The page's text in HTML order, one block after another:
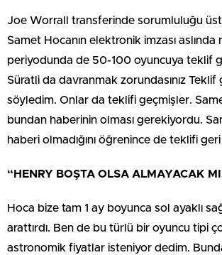
Joe Worrall transferinde sorumluluğu
Samet Hocanın elektronik imzası
periyodunda de 50-100 oyuncuya teklif
Süratli da davranmak zorundasınız Teklif
söyledim. Onlar da teklifi geçmişler.
bundan haberinin olması gerekiyordu.
haberi olmadığını öğrenince de teklifi
“HENRY BOŞTA OLSA ALMAYACAK
Hoca bize tam 1 ay boyunca sol ayaklı
arattırdı. Ben de bu türlü bir oyuncu tipi
astronomik fiyatlar isteniyor dedim.